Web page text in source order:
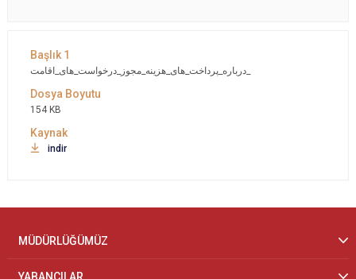
154 KB
indir
MÜDÜRLÜĞÜMÜZ